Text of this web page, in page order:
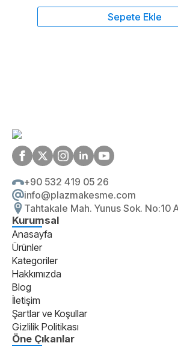
Sepete Ekle
+90 532 419 05 26
info@plazmakesme.com
Tahtakale Mah. Yunus Sok. No:10
Kurumsal
Anasayfa
Ürünler
Kategoriler
Hakkımızda
Blog
İletişim
Şartlar ve Koşullar
Gizlilik Politikası
Öne Çıkanlar